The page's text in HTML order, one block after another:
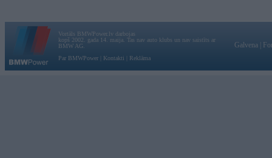
Vortāls BMWPower.lv darbojas
kopš 2002. gada 14. maija. Tas nav auto klubs un nav saistīts ar
BMW AG.
Par BMWPower
Kontakti Reklāma
Galvena